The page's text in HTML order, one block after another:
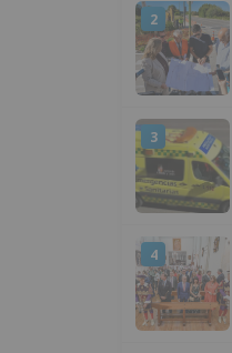
2
3
4